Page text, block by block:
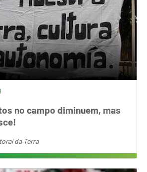
no campo diminuem, mas
da Terra